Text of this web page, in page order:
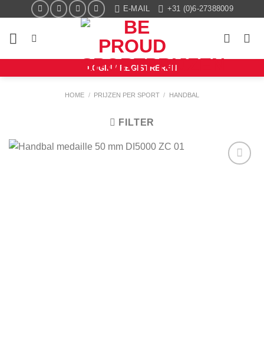
inhoud
E-MAIL +31 (0)6-27388009
LOGIN / REGISTREREN
HOME / PRIJZEN PER SPORT / HANDBAL
FILTER